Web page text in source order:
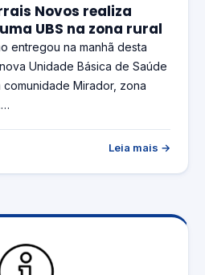
Novos realiza
UBS na zona rural
entregou na manhã desta
Unidade Básica de Saúde
comunidade Mirador, zona
Leia mais →